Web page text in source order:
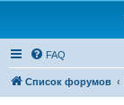
FAQ
Список форумов